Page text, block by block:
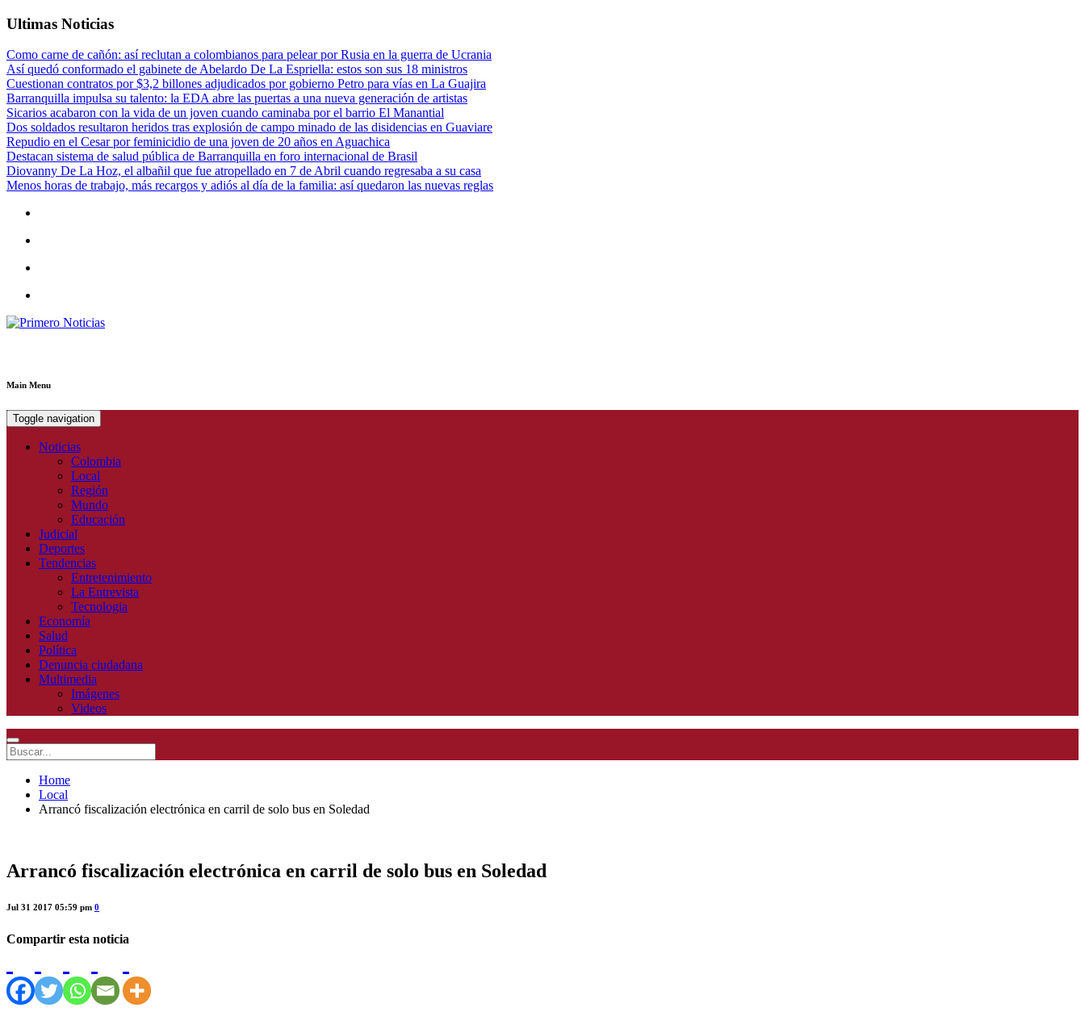
Ultimas Noticias
Como carne de cañón: así reclutan a colombianos para pelear por Rusia en la guerra de Ucrania
Así quedó conformado el gabinete de Abelardo De La Espriella: estos son sus 18 ministros
Cuestionan contratos por $3,2 billones adjudicados por gobierno Petro para vías en La Guajira
Barranquilla impulsa su talento: la EDA abre las puertas a una nueva generación de artistas
Sicarios acabaron con la vida de un joven cuando caminaba por el barrio El Manantial
Dos soldados resultaron heridos tras explosión de campo minado de las disidencias en Guaviare
Repudio en el Cesar por feminicidio de una joven de 20 años en Aguachica
Destacan sistema de salud pública de Barranquilla en foro internacional de Brasil
Diovanny De La Hoz, el albañil que fue atropellado en 7 de Abril cuando regresaba a su casa
Menos horas de trabajo, más recargos y adiós al día de la familia: así quedaron las nuevas reglas
Main Menu
Toggle navigation
Noticias
Colombia
Local
Región
Mundo
Educación
Judicial
Deportes
Tendencias
Entretenimiento
La Entrevista
Tecnologia
Economía
Salud
Política
Denuncia ciudadana
Multimedia
Imágenes
Videos
Home
Local
Arrancó fiscalización electrónica en carril de solo bus en Soledad
Arrancó fiscalización electrónica en carril de solo bus en Soledad
Jul 31 2017 05:59 pm 0
Compartir esta noticia